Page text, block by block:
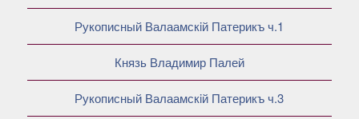
Рукописный Валаамскiй Патерикъ ч.1
Князь Владимир Палей
Рукописный Валаамскiй Патерикъ ч.3